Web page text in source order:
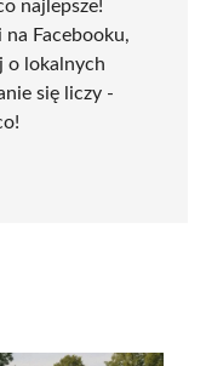
najlepsze!
na Facebooku,
o lokalnych
się liczy -